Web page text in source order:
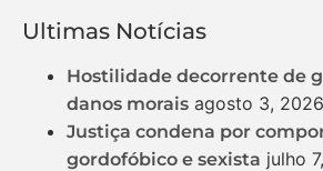
Ultimas Notícias
Hostilidade decorrente de
danos morais agosto 3, 2026
Justiça condena por
gordofóbico e sexista julho